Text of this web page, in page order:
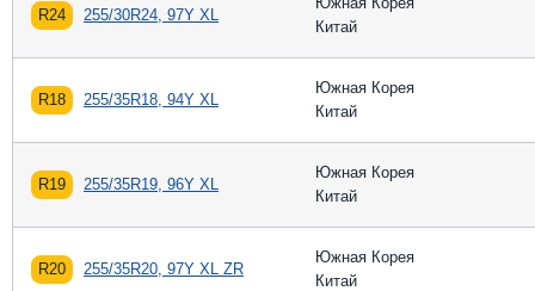
R24 255/30R24, 97Y XL
Китай
R18 255/35R18, 94Y XL
Южная Корея
Китай
R19 255/35R19, 96Y XL
Южная Корея
Китай
R20 255/35R20, 97Y XL ZR
Южная Корея
Китай